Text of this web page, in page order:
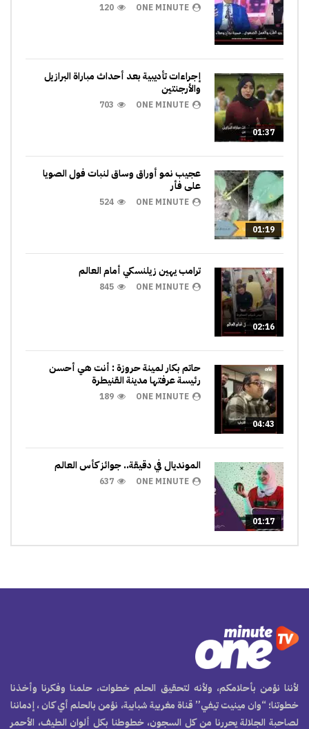
ONE MINUTE
120
01:37
إجراءات تأديبية بعد أحداث مباراة البرازيل
والأرجنتين
ONE MINUTE
703
01:19
عجيب نمو أوراق وساق لنبات فول الصويا
على فأر
ONE MINUTE
524
02:16
ترامب يهين زيلنسكي أمام العالم
ONE MINUTE
845
04:43
حاتم بكار لمينة حروزة : أنت هي أحسن
رئيسة عرفتها مدينة القنيطرة
ONE MINUTE
189
01:17
المونديال في دقيقة.. جوائز كأس العالم
ONE MINUTE
637
لأننا نؤمن بأحلامكم، ولأنه لتحقيق الحلم خطوات، حلمنا وفكرنا وأخذنا
خطوتنا؛ “وان مينيت تيفي” قناة مغربية شبابية، نؤمن بالحلم أي كان ، إدماننا
لصاحبة الجلالة يحررنا من كل السجون، خطوطنا بكل ألوان الطيف، الأحمر